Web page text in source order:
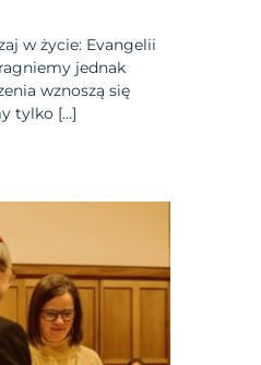
w życie: Evangelii
jednak
wznoszą się
tylko […]